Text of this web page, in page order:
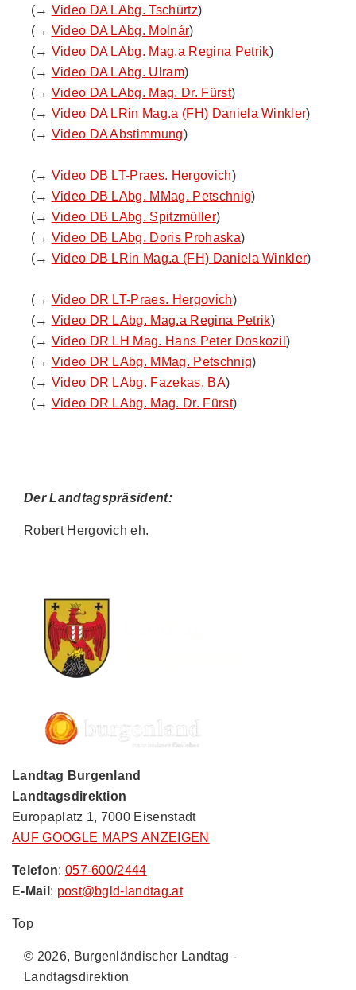
(→ Video DA LAbg. Tschürtz)
(→ Video DA LAbg. Molnár)
(→ Video DA LAbg. Mag.a Regina Petrik)
(→ Video DA LAbg. Ulram)
(→ Video DA LAbg. Mag. Dr. Fürst)
(→ Video DA LRin Mag.a (FH) Daniela Winkler)
(→ Video DA Abstimmung)
(→ Video DB LT-Praes. Hergovich)
(→ Video DB LAbg. MMag. Petschnig)
(→ Video DB LAbg. Spitzmüller)
(→ Video DB LAbg. Doris Prohaska)
(→ Video DB LRin Mag.a (FH) Daniela Winkler)
(→ Video DR LT-Praes. Hergovich)
(→ Video DR LAbg. Mag.a Regina Petrik)
(→ Video DR LH Mag. Hans Peter Doskozil)
(→ Video DR LAbg. MMag. Petschnig)
(→ Video DR LAbg. Fazekas, BA)
(→ Video DR LAbg. Mag. Dr. Fürst)
Der Landtagspräsident:
Robert Hergovich eh.
Landtag Burgenland
Landtagsdirektion
Europaplatz 1, 7000 Eisenstadt
AUF GOOGLE MAPS ANZEIGEN
Telefon: 057-600/2444
E-Mail : post@bgld-landtag.at
Top
© 2026, Burgenländischer Landtag -
Landtagsdirektion